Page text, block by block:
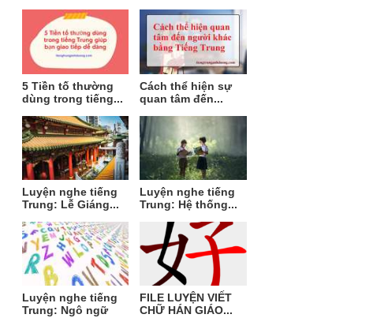
5 Tiền tố thường
dùng trong tiếng...
Cách thể hiện sự
quan tâm đến...
Luyện nghe tiếng
Trung: Lễ Giáng...
Luyện nghe tiếng
Trung: Hệ thống...
Luyện nghe tiếng
Trung: Ngô ngữ
FILE LUYỆN VIẾT
CHỮ HÁN GIÁO...